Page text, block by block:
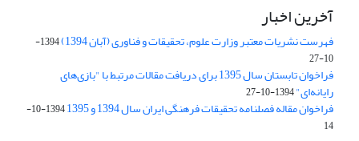
آخرین اخبار
فهرست نشریات معتبر وزارت علوم، تحقیقات و فناوری (آبان 1394)
1394-
10-27
فراخوان تابستان سال 1395 برای دریافت مقالات مرتبط با "بازی‌های
رایانه‌ای"1394-10-27
فراخوان مقاله فصلنامه تحقیقات فرهنگی ایران سال 1394 و 1395
1394-10-
14